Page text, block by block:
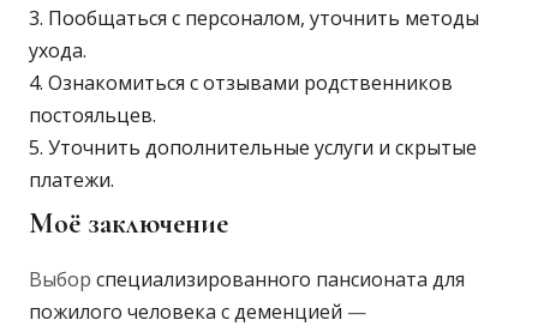
Пообщаться с персоналом, уточнить методы
ухода.
Ознакомиться с отзывами родственников
постояльцев.
Уточнить дополнительные услуги и скрытые
платежи.
Моё заключение
Выбор специализированного пансионата для
пожилого человека с деменцией —